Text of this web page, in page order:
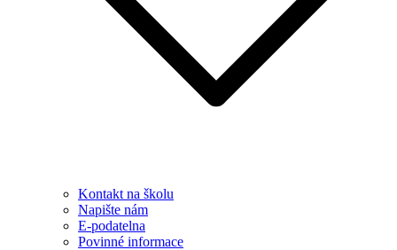
Kontakt na školu
Napište nám
E-podatelna
Povinné informace